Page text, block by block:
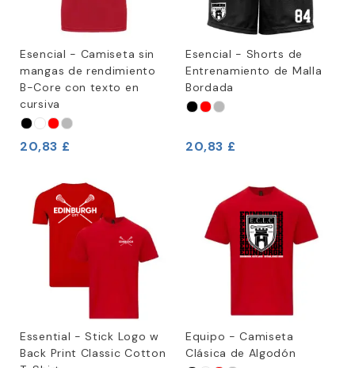
Esencial - Camiseta sin
mangas de rendimiento
B-Core con texto en
cursiva
20,83 £
Esencial - Shorts de
Entrenamiento de Malla
Bordada
20,83 £
Essential - Stick Logo w
Back Print Classic Cotton
Equipo - Camiseta
Clásica de Algodón